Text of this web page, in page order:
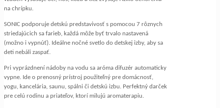
na chrípku.
SONIC podporuje detskú predstavivosť s pomocou 7 rôznych
striedajúcich sa farieb, každá môže byť trvalo nastavená
(možno i vypnúť). Ideálne nočné svetlo do detskej izby, aby sa
deti nebáli zaspať.
Pri vyprázdnení nádoby na vodu sa aróma difuzér automaticky
vypne. Ide o prenosný prístroj použiteľný pre domácnosť,
yogu, kancelária, saunu, spálni či detskú izbu. Perfektný darček
pre celú rodinu a priateľov, ktorí milujú aromaterapiu.